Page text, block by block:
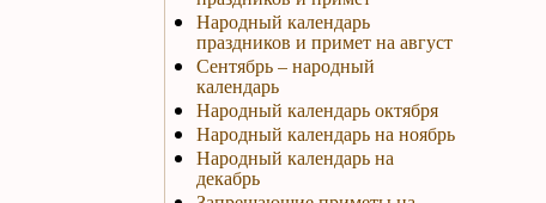
Народный календарь
праздников и примет на август
Сентябрь – народный
календарь
Народный календарь октября
Народный календарь на ноябрь
Народный календарь на
декабрь